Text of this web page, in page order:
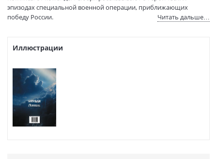
Страниц:
86
Код товара:
ISBN:
эпизодах специальной военной операции, приближающих
победу России.
Читать дальше…
Иллюстрации